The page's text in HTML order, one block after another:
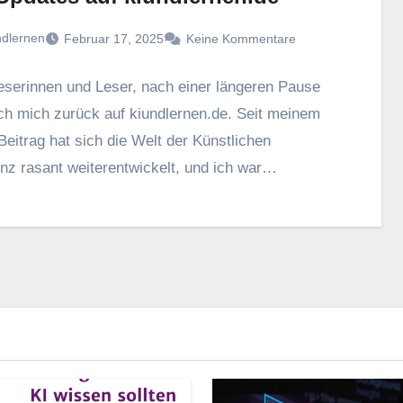
Februar 17, 2025 Keine Kommentare
und Leser, nach einer längeren Pause
mich zurück auf kiundlernen.de. Seit meinem
hat sich die Welt der Künstlichen
rasant weiterentwickelt, und ich war…